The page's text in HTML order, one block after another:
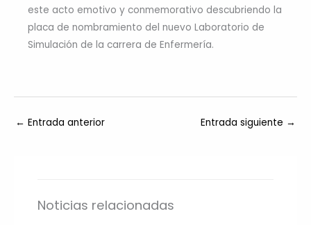
este acto emotivo y conmemorativo descubriendo la
placa de nombramiento del nuevo Laboratorio de
Simulación de la carrera de Enfermería.
← Entrada anterior Entrada siguiente →
Noticias relacionadas